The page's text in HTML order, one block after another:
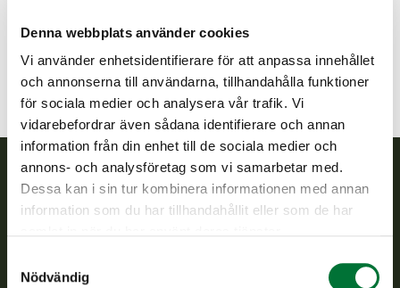
Denna webbplats använder cookies
Vi använder enhetsidentifierare för att anpassa innehållet
och annonserna till användarna, tillhandahålla funktioner
för sociala medier och analysera vår trafik. Vi
vidarebefordrar även sådana identifierare och annan
information från din enhet till de sociala medier och
annons- och analysföretag som vi samarbetar med.
Dessa kan i sin tur kombinera informationen med annan
information som du har tillhandahållit eller som de har
Nödvändig
parkano-karvia@rhy.riista.fi
Finlands viltcentral
jaktvårdsföreningarnas verksamhet, ser till att viltpolitiken
verkställs och svarar för de offentliga förvaltningsuppgifter